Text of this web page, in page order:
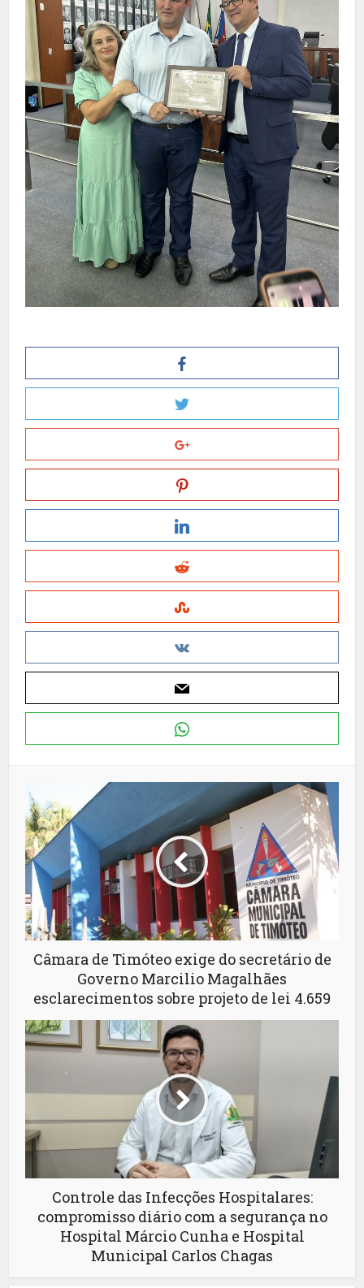
Câmara de Timóteo exige do secretário de
Governo Marcilio Magalhães
esclarecimentos sobre projeto de lei 4.659
Controle das Infecções Hospitalares:
compromisso diário com a segurança no
Hospital Márcio Cunha e Hospital
Municipal Carlos Chagas